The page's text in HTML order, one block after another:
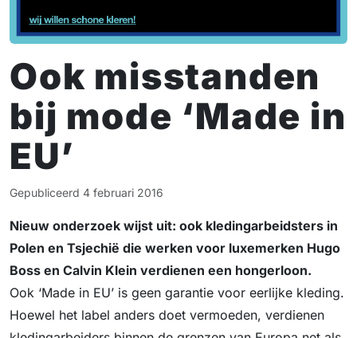
Ook misstanden
bij mode ‘Made in
EU’
Gepubliceerd 4 februari 2016
Nieuw onderzoek wijst uit: ook kledingarbeidsters in
Polen en Tsjechië die werken voor luxemerken Hugo
Boss en Calvin Klein verdienen een hongerloon.
Ook ‘Made in EU’ is geen garantie voor eerlijke kleding.
Hoewel het label anders doet vermoeden, verdienen